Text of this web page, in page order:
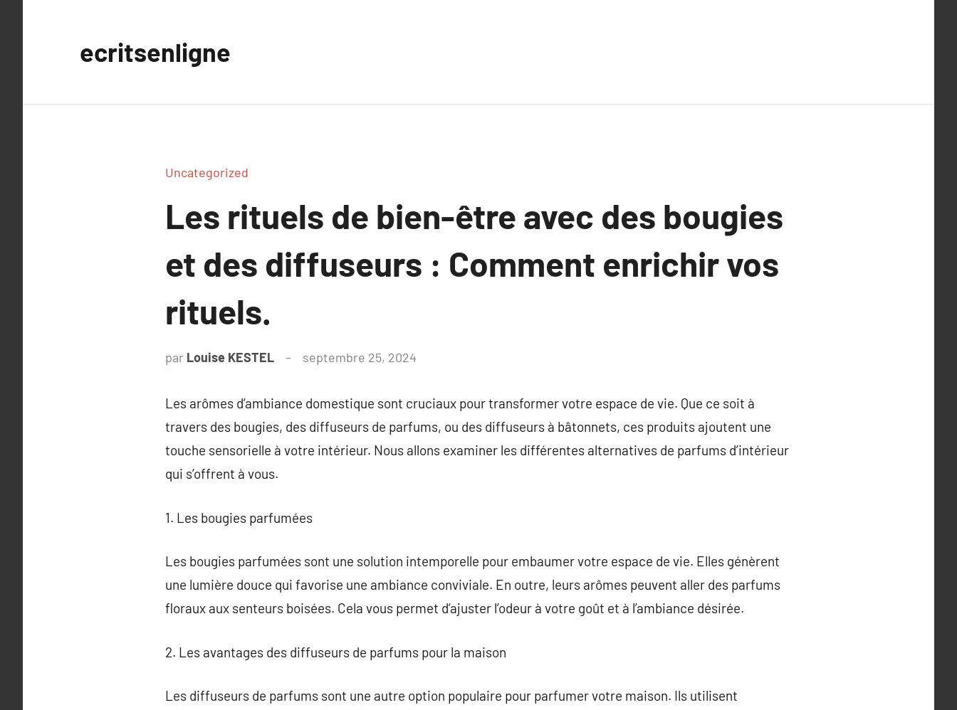
ecritsenligne
Uncategorized
Les rituels de bien-être avec des bougies
et des diffuseurs : Comment enrichir vos
rituels.
par Louise KESTEL septembre 25, 2024
Les arômes d’ambiance domestique sont cruciaux pour transformer votre espace de vie. Que ce soit à
travers des bougies, des diffuseurs de parfums, ou des diffuseurs à bâtonnets, ces produits ajoutent une
touche sensorielle à votre intérieur. Nous allons examiner les différentes alternatives de parfums d’intérieur
qui s’offrent à vous.
1. Les bougies parfumées
Les bougies parfumées sont une solution intemporelle pour embaumer votre espace de vie. Elles génèrent
une lumière douce qui favorise une ambiance conviviale. En outre, leurs arômes peuvent aller des parfums
floraux aux senteurs boisées. Cela vous permet d’ajuster l’odeur à votre goût et à l’ambiance désirée.
2. Les avantages des diffuseurs de parfums pour la maison
Les diffuseurs de parfums sont une autre option populaire pour parfumer votre maison. Ils utilisent